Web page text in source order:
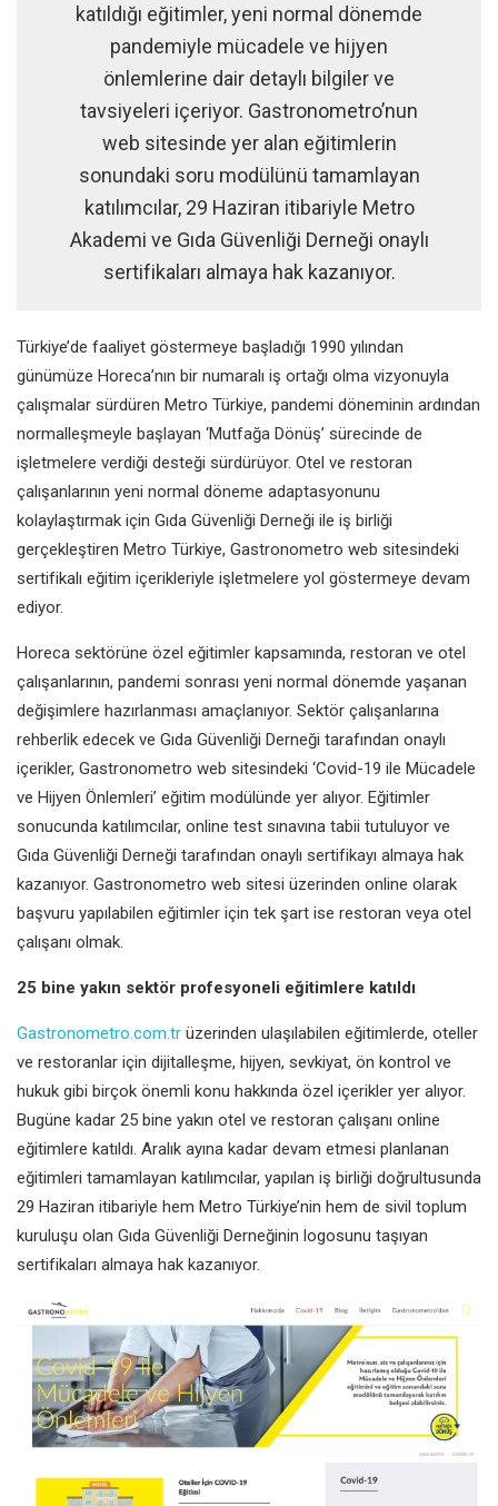
katıldığı eğitimler, yeni normal dönemde
pandemiyle mücadele ve hijyen
önlemlerine dair detaylı bilgiler ve
tavsiyeleri içeriyor. Gastronometro’nun
web sitesinde yer alan eğitimlerin
sonundaki soru modülünü tamamlayan
katılımcılar, 29 Haziran itibariyle Metro
Akademi ve Gıda Güvenliği Derneği onaylı
sertifikaları almaya hak kazanıyor.
Türkiye’de faaliyet göstermeye başladığı 1990 yılından
günümüze Horeca’nın bir numaralı iş ortağı olma vizyonuyla
çalışmalar sürdüren Metro Türkiye, pandemi döneminin ardından
normalleşmeyle başlayan ‘Mutfağa Dönüş’ sürecinde de
işletmelere verdiği desteği sürdürüyor. Otel ve restoran
çalışanlarının yeni normal döneme adaptasyonunu
kolaylaştırmak için Gıda Güvenliği Derneği ile iş birliği
gerçekleştiren Metro Türkiye, Gastronometro web sitesindeki
sertifikalı eğitim içerikleriyle işletmelere yol göstermeye devam
ediyor.
Horeca sektörüne özel eğitimler kapsamında, restoran ve otel
çalışanlarının, pandemi sonrası yeni normal dönemde yaşanan
değişimlere hazırlanması amaçlanıyor. Sektör çalışanlarına
rehberlik edecek ve Gıda Güvenliği Derneği tarafından onaylı
içerikler, Gastronometro web sitesindeki ‘Covid-19 ile Mücadele
ve Hijyen Önlemleri’ eğitim modülünde yer alıyor. Eğitimler
sonucunda katılımcılar, online test sınavına tabii tutuluyor ve
Gıda Güvenliği Derneği tarafından onaylı sertifikayı almaya hak
kazanıyor. Gastronometro web sitesi üzerinden online olarak
başvuru yapılabilen eğitimler için tek şart ise restoran veya otel
çalışanı olmak.
25 bine yakın sektör profesyoneli eğitimlere katıldı
Gastronometro.com.tr üzerinden ulaşılabilen eğitimlerde, oteller
ve restoranlar için dijitalleşme, hijyen, sevkiyat, ön kontrol ve
hukuk gibi birçok önemli konu hakkında özel içerikler yer alıyor.
Bugüne kadar 25 bine yakın otel ve restoran çalışanı online
eğitimlere katıldı. Aralık ayına kadar devam etmesi planlanan
eğitimleri tamamlayan katılımcılar, yapılan iş birliği doğrultusunda
29 Haziran itibariyle hem Metro Türkiye’nin hem de sivil toplum
kuruluşu olan Gıda Güvenliği Derneğinin logosunu taşıyan
sertifikaları almaya hak kazanıyor.